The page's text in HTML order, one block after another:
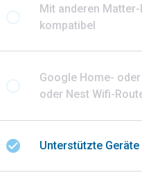
Mit anderen
kompatibel
Google Home-
oder Nest Wifi-
check_circle Unterstützte Geräte